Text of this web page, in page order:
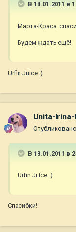
В 18.01.2011 в
Марта-Краса,
Будем ждать ещё!
Urfin Juice :)
Unita-Irina-
Опубликовано
В 18.01.2011 в
Urfin Juice :)
Спасибки!